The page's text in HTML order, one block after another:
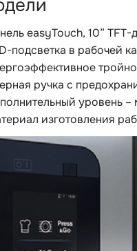
easyTouch, 10”
подсветка в рабочей
ручка с
уровень –
изготовления